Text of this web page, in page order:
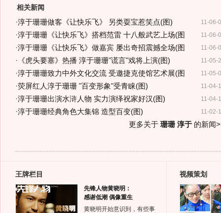
相关新闻
11-06-
·淳于珊珊做客《让快乐飞》 另类耍宝惹笑点(图)
11-06-
·淳于珊珊《让快乐飞》搭档范雷 十八般武艺上场(图
11-06-
·淳于珊珊《让快乐飞》做嘉宾 屡出奇招震撼全场(图
11-05-
· 《虎头要塞》热播 淳于珊珊"谎言"戏将上演(图)
11-05-
·淳于珊珊致力中外文化交流 受邀捷克使馆艺术展(图
11-04-
·荧屏红人淳于珊珊 "百变形象"受青睐(图)
11-04-
·淳于珊珊出演水浒人物 实力演绎祝家好汉(图)
11-02-
·淳于珊珊经典角色大集锦 造型百变(图)
更多关于 珊珊 淳于的新闻
王牌栏目
先锋人物黄晓明：
感谢低潮 偶像重生
黄晓明开始意识到，有些事
视频策划